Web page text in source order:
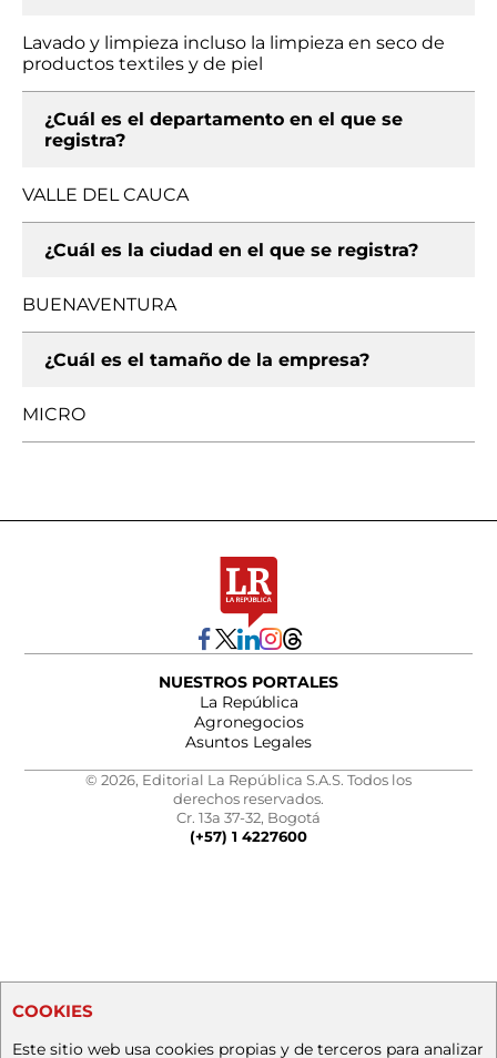
Lavado y limpieza incluso la limpieza en seco de
productos textiles y de piel
¿Cuál es el departamento en el que se
registra?
VALLE DEL CAUCA
¿Cuál es la ciudad en el que se registra?
BUENAVENTURA
¿Cuál es el tamaño de la empresa?
MICRO
NUESTROS PORTALES
La República
Agronegocios
Asuntos Legales
© 2026, Editorial La República S.A.S. Todos los
derechos reservados.
Cr. 13a 37-32, Bogotá
(+57) 1 4227600
COOKIES
Este sitio web usa cookies propias y de terceros para analizar